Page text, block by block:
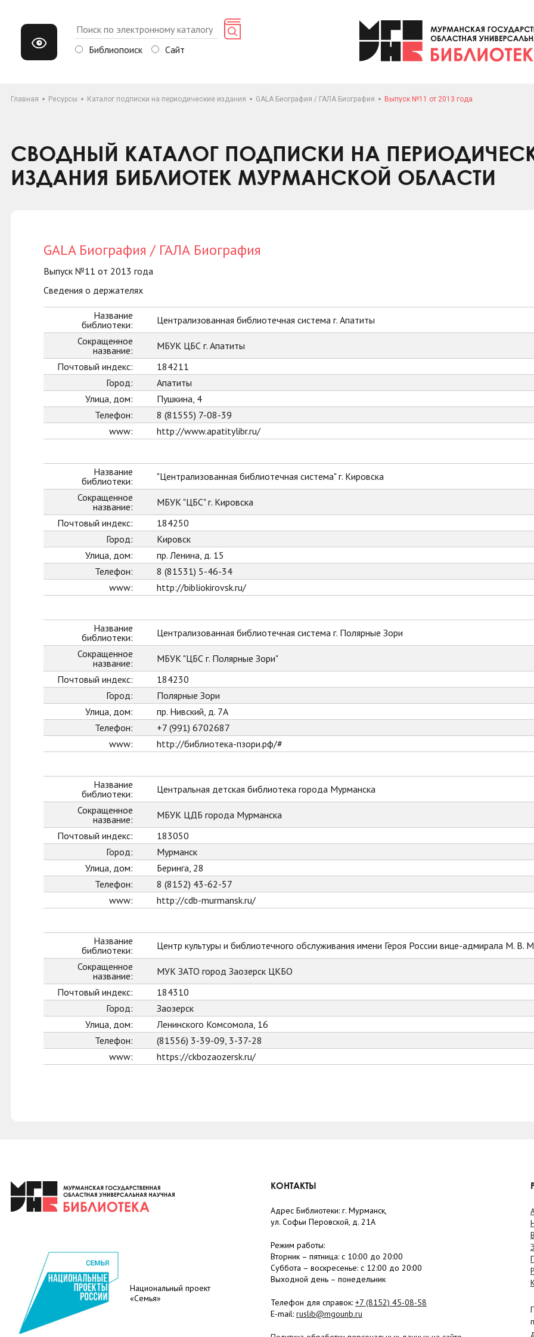
Библиопоиск Сайт
Главная Ресурсы Каталог подписки на периодические издания GALA Биография / ГАЛА Биография Выпуск №11 от 2013 года
СВОДНЫЙ КАТАЛОГ ПОДПИСКИ НА
ИЗДАНИЯ БИБЛИОТЕК МУРМАНСКОЙ ОБЛАСТИ
GALA Биография / ГАЛА Биография
Выпуск №11 от 2013 года
Сведения о держателях
Название
библиотеки:
Централизованная библиотечная система г. Апатиты
Сокращенное
название:
МБУК ЦБС г. Апатиты
Почтовый индекс:
184211
Город:
Апатиты
Улица, дом:
Пушкина, 4
Телефон:
8 (81555) 7-08-39
www:
http://www.apatitylibr.ru/
Название
библиотеки:
"Централизованная библиотечная система" г. Кировска
Сокращенное
название:
МБУК "ЦБС" г. Кировска
Почтовый индекс:
184250
Город:
Кировск
Улица, дом:
пр. Ленина, д. 15
Телефон:
8 (81531) 5-46-34
www:
http://bibliokirovsk.ru/
Название
библиотеки:
Централизованная библиотечная система г. Полярные Зори
Сокращенное
название:
МБУК "ЦБС г. Полярные Зори"
Почтовый индекс:
184230
Город:
Полярные Зори
Улица, дом:
пр. Нивский, д. 7А
Телефон:
+7 (991) 6702687
www:
http://библиотека-пзори.рф/#
Название
библиотеки:
Центральная детская библиотека города Мурманска
Сокращенное
название:
МБУК ЦДБ города Мурманска
Почтовый индекс:
183050
Город:
Мурманск
Улица, дом:
Беринга, 28
Телефон:
8 (8152) 43-62-57
www:
http://cdb-murmansk.ru/
Название
библиотеки:
Центр культуры и библиотечного обслуживания имени Героя России вице-адмирала М. В.
Сокращенное
название:
МУК ЗАТО город Заозерск ЦКБО
Почтовый индекс:
184310
Город:
Заозерск
Улица, дом:
Ленинского Комсомола, 16
Телефон:
(81556) 3-39-09, 3-37-28
www:
https://ckbozaozersk.ru/
Национальный проект
«Семья»
КОНТАКТЫ
Адрес Библиотеки: г. Мурманск,
ул. Софьи Перовской, д. 21А
Режим работы:
Вторник – пятница: с 10:00 до 20:00
Суббота – воскресенье: c 12:00 до 20:00
Выходной день – понедельник
Телефон для справок: +7 (8152) 45-08-58
E-mail: ruslib@mgounb.ru